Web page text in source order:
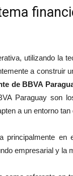
utilizando la
a construir
de BBVA
Paraguay son
a un entorno tan
empresarial y la